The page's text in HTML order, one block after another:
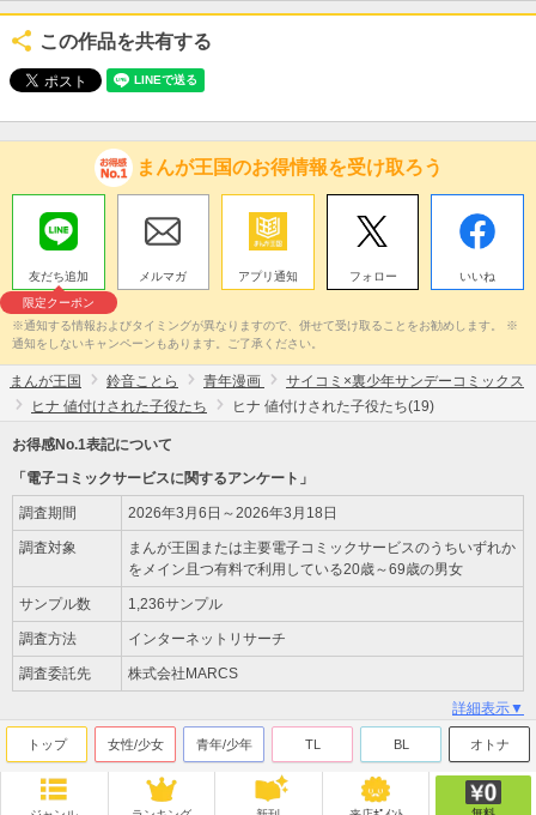
この作品を共有する
まんが王国のお得情報を受け取ろう
友だち追加
限定クーポン
メルマガ アプリ通知 フォロー いいね
※通知する情報およびタイミングが異なりますので、併せて受け取ることをお勧めします。 ※
通知をしないキャンペーンもあります。ご了承ください。
まんが王国 鈴音ことら 青年漫画
サイコミ×裏少年サンデーコミックス
ヒナ 値付けされた子役たち
ヒナ 値付けされた子役たち(19)
お得感No.1表記について
「電子コミックサービスに関するアンケート」
調査期間 2026年3月6日～2026年3月18日
調査対象
まんが王国または主要電子コミックサービスのうちいずれか
をメイン且つ有料で利用している20歳～69歳の男女
サンプル数 1,236サンプル
調査方法 インターネットリサーチ
調査委託先 株式会社MARCS
詳細表示▼
トップ 女性/少女 青年/少年 TL BL オトナ